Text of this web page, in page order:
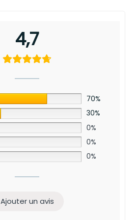
4,7
70%
30%
0%
0%
0%
Ajouter un avis